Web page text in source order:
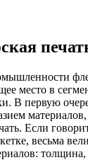
место в
В первую
Если
весьма